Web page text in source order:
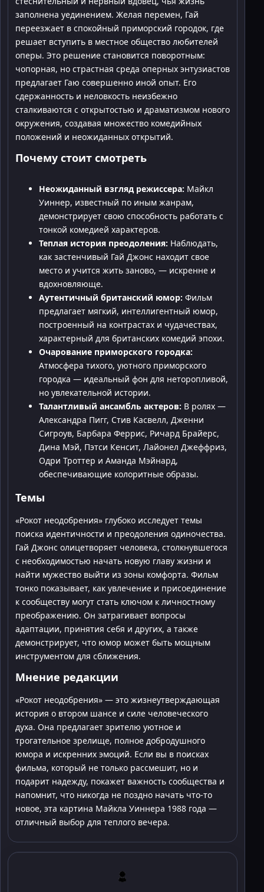
заполнена уединением. Желая перемен, Гай
переезжает в спокойный приморский городок, где
решает вступить в местное общество любителей
оперы. Это решение становится поворотным:
чопорная, но страстная среда оперных энтузиастов
предлагает Гаю совершенно иной опыт. Его
сдержанность и неловкость неизбежно
сталкиваются с открытостью и драматизмом нового
окружения, создавая множество комедийных
положений и неожиданных открытий.
Почему стоит смотреть
Неожиданный взгляд режиссера: Майкл
Уиннер, известный по иным жанрам,
демонстрирует свою способность работать с
тонкой комедией характеров.
Теплая история преодоления: Наблюдать,
как застенчивый Гай Джонс находит свое
место и учится жить заново, — искренне и
вдохновляюще.
Аутентичный британский юмор: Фильм
предлагает мягкий, интеллигентный юмор,
построенный на контрастах и чудачествах,
характерный для британских комедий эпохи.
Очарование приморского городка:
Атмосфера тихого, уютного приморского
городка — идеальный фон для неторопливой,
но увлекательной истории.
Талантливый ансамбль актеров: В ролях —
Александра Пигг, Стив Касвелл, Дженни
Сигроув, Барбара Феррис, Ричард Брайерс,
Дина Мэй, Пэтси Кенсит, Лайонел Джеффриз,
Одри Троттер и Аманда Мэйнард,
обеспечивающие колоритные образы.
Темы
«Рокот неодобрения» глубоко исследует темы
поиска идентичности и преодоления одиночества.
Гай Джонс олицетворяет человека, столкнувшегося
с необходимостью начать новую главу жизни и
найти мужество выйти из зоны комфорта. Фильм
тонко показывает, как увлечение и присоединение
к сообществу могут стать ключом к личностному
преображению. Он затрагивает вопросы
адаптации, принятия себя и других, а также
демонстрирует, что юмор может быть мощным
инструментом для сближения.
Мнение редакции
«Рокот неодобрения» — это жизнеутверждающая
история о втором шансе и силе человеческого
духа. Она предлагает зрителю уютное и
трогательное зрелище, полное добродушного
юмора и искренних эмоций. Если вы в поисках
фильма, который не только рассмешит, но и
подарит надежду, покажет важность сообщества и
напомнит, что никогда не поздно начать что-то
новое, эта картина Майкла Уиннера 1988 года —
отличный выбор для теплого вечера.